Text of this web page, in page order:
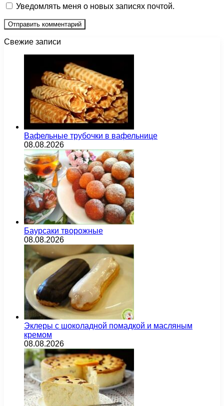
Уведомлять меня о новых записях почтой.
Свежие записи
Вафельные трубочки в вафельнице
08.08.2026
Баурсаки творожные
08.08.2026
Эклеры с шоколадной помадкой и масляным
кремом
08.08.2026